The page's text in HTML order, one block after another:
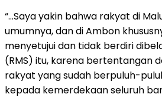
“…Saya yakin bahwa rakyat di
umumnya, dan di Ambon
menyetujui dan tidak berdiri
(RMS) itu, karena bertentangan
rakyat yang sudah berpuluh-
kepada kemerdekaan seluruh